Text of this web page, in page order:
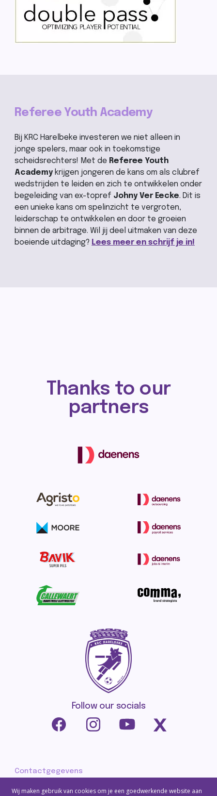
Referee Youth Academy
Bij KRC Harelbeke investeren we niet alleen in
jonge spelers, maar ook in toekomstige
scheidsrechters! Met de Referee Youth
Academy krijgen jongeren de kans om als clubref
wedstrijden te leiden en zich te ontwikkelen onder
begeleiding van ex-topref Johny Ver Eecke. Dit is
een unieke kans om spelinzicht te vergroten,
leiderschap te ontwikkelen en door te groeien
binnen de arbitrage. Wil jij deel uitmaken van deze
boeiende uitdaging? Lees meer en schrijf je in!
Thanks to our
partners
Follow our socials
Contactgegevens
Wij maken gebruik van cookies om je een goedwerkende website aan